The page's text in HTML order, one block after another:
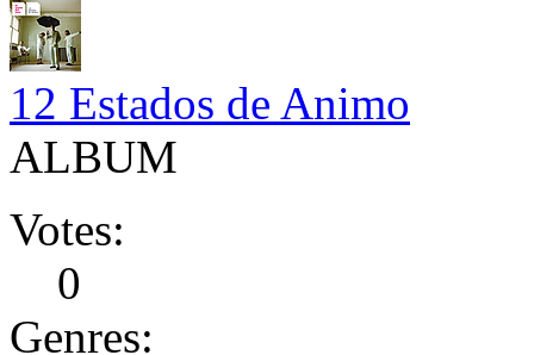
12 Estados de Animo
ALBUM
Votes:
0
Genres: